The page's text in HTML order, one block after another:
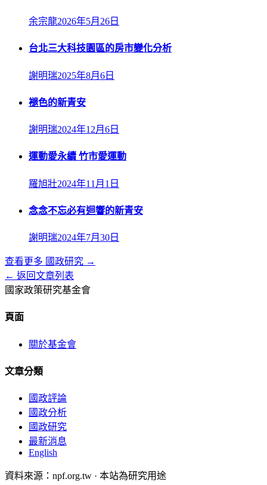
余宗龍2026年5月26日
台北三大科技園區的房市變化分析
謝明瑞2025年8月6日
褪色的新青安
謝明瑞2024年12月6日
運動愛永續 竹市愛運動
羅旭壯2024年11月1日
念念不忘必有迴響的新青安
謝明瑞2024年7月30日
查看更多 國政研究 →
← 返回文章列表
國家政策研究基金會
頁面
關於基金會
文章分類
國政評論
國政分析
國政研究
最新消息
English
資料來源：npf.org.tw · 本站為研究用途